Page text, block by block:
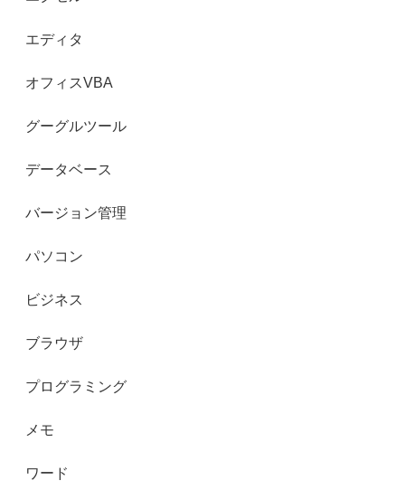
エディタ
オフィスVBA
グーグルツール
データベース
バージョン管理
パソコン
ビジネス
ブラウザ
プログラミング
メモ
ワード